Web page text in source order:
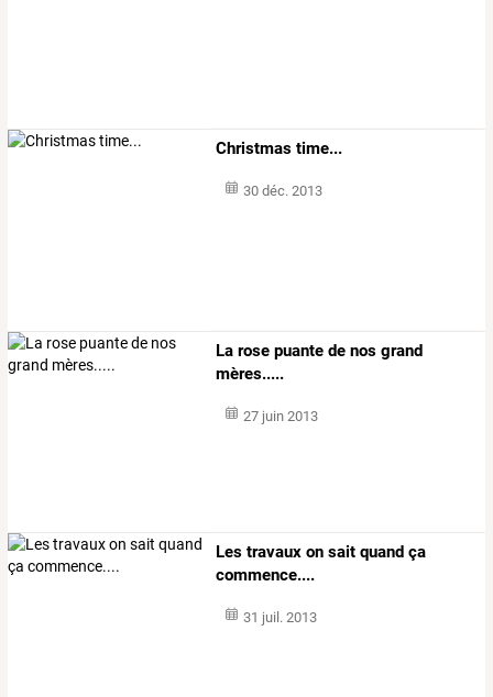
Christmas time...
30 déc. 2013
La rose puante de nos grand
mères.....
27 juin 2013
Les travaux on sait quand ça
commence....
31 juil. 2013